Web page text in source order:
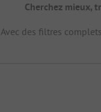
Cherchez mieux,
Avec des filtres